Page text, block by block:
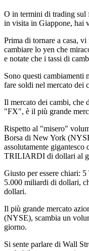
O in termini di trading sul
in visita in Giappone, hai
Prima di tornare a casa,
cambiare lo yen che
e notate che i tassi di
Sono questi cambiamenti
fare soldi nel mercato dei
Il mercato dei cambi, che
"FX", è il più grande
Rispetto al "misero"
Borsa di New York
assolutamente
TRILIARDI di dollari al
Giusto per essere chiari:
5.000 miliardi di dollari,
dollari.
Il più grande mercato
(NYSE), scambia un
giorno.
Si sente parlare di Wall